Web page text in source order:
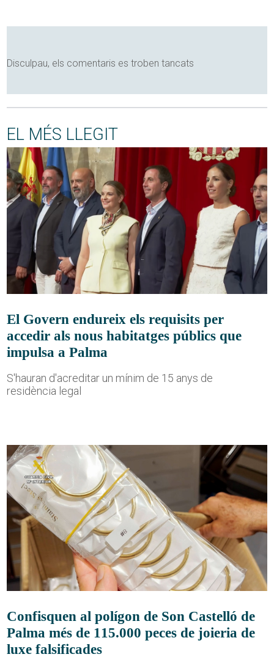
Disculpau, els comentaris es troben tancats
EL MÉS LLEGIT
El Govern endureix els requisits per
accedir als nous habitatges públics que
impulsa a Palma
S'hauran d'acreditar un mínim de 15 anys de
residència legal
Confisquen al polígon de Son Castelló de
Palma més de 115.000 peces de joieria de
luxe falsificades